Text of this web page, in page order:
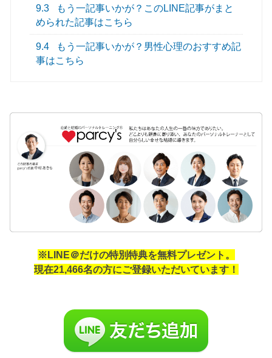
9.3
もう一記事いかが？このLINE記事がまと
められた記事はこちら
9.4
もう一記事いかが？男性心理のおすすめ記
事はこちら
※LINE＠だけの特別特典を無料プレゼント。
現在21,466名の方にご登録いただいています！